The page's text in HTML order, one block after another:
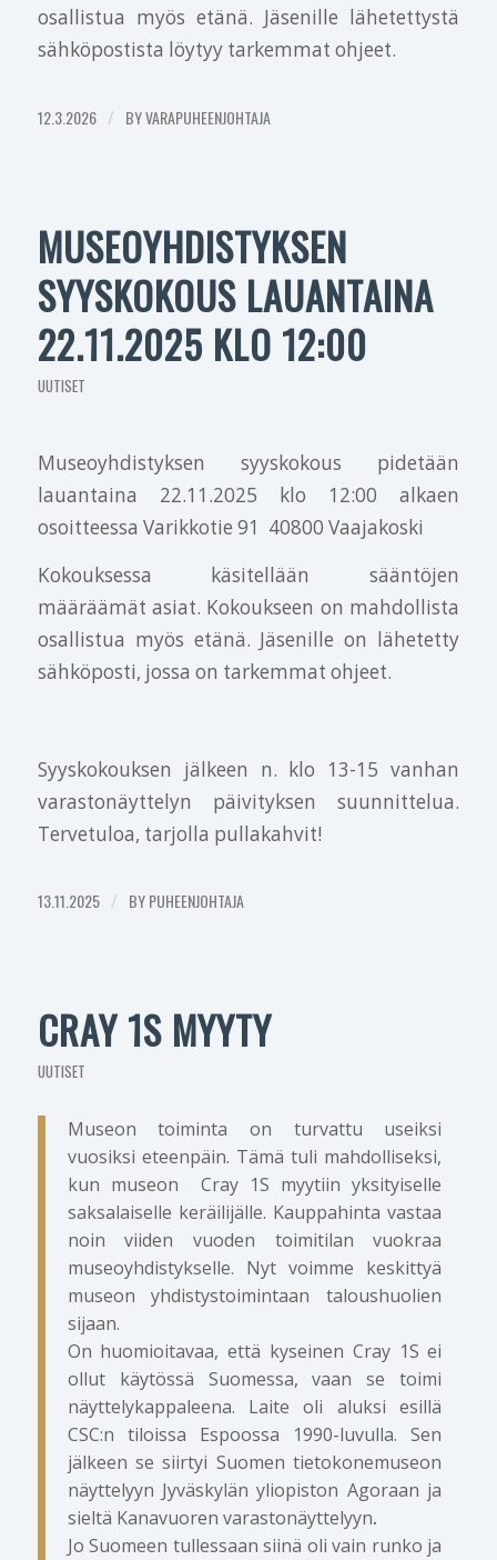
osallistua myös etänä. Jäsenille lähetettystä
sähköpostista löytyy tarkemmat ohjeet.
12.3.2026 / BYVARAPUHEENJOHTAJA
MUSEOYHDISTYKSEN
SYYSKOKOUS LAUANTAINA
22.11.2025 KLO 12:00
UUTISET
Museoyhdistyksen syyskokous pidetään
lauantaina 22.11.2025 klo 12:00 alkaen
osoitteessa Varikkotie 91 40800 Vaajakoski
Kokouksessa käsitellään sääntöjen
määräämät asiat. Kokoukseen on mahdollista
osallistua myös etänä. Jäsenille on lähetetty
sähköposti, jossa on tarkemmat ohjeet.
Syyskokouksen jälkeen n. klo 13-15 vanhan
varastonäyttelyn päivityksen suunnittelua.
Tervetuloa, tarjolla pullakahvit!
13.11.2025 / BYPUHEENJOHTAJA
CRAY 1S MYYTY
UUTISET
Museon toiminta on turvattu useiksi
vuosiksi eteenpäin. Tämä tuli mahdolliseksi,
kun museon Cray 1S myytiin yksityiselle
saksalaiselle keräilijälle. Kauppahinta vastaa
noin viiden vuoden toimitilan vuokraa
museoyhdistykselle. Nyt voimme keskittyä
museon yhdistystoimintaan taloushuolien
sijaan.
On huomioitavaa, että kyseinen Cray 1S ei
ollut käytössä Suomessa, vaan se toimi
näyttelykappaleena. Laite oli aluksi esillä
CSC:n tiloissa Espoossa 1990-luvulla. Sen
jälkeen se siirtyi Suomen tietokonemuseon
näyttelyyn Jyväskylän yliopiston Agoraan ja
sieltä Kanavuoren varastonäyttelyyn.
Jo Suomeen tullessaan siinä oli vain runko ja